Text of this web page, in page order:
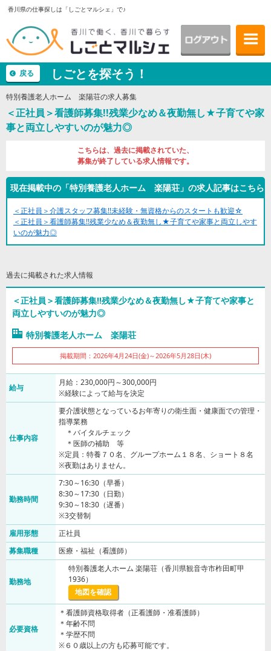
香川県の仕事探しは「しごとマルシェ」で♪
戻る しごとを探そう！
特別養護老人ホーム 楽陽荘の求人募集
＜正社員＞看護師募集!!残業少なめ＆夜勤無し★子育てや家
事と両立しやすいのが魅力◎
こちらは、過去に掲載されていた、
募集が終了している求人情報です。
現在掲載中の「特別養護老人ホーム 楽陽荘」の求人記事はこちら
＜正社員＞介護スタッフ募集!!未経験・無資格からのスタートも歓迎☆
＜正社員＞看護師募集!!残業少なめ＆夜勤無し★子育てや家事と両立しやす
いのが魅力◎
過去に掲載された求人情報
＜正社員＞看護師募集!!残業少なめ＆夜勤無し★子育てや家事と
両立しやすいのが魅力◎
特別養護老人ホーム 楽陽荘
掲載期間：2026年4月24日(金)～2026年5月28日(木)
給与
月給：230,000円～300,000円
※経験によって給与を決定
仕事内容
要介護状態となっているお年寄りの衛生面・健康面での管理・
指導業務
＊バイタルチェック
＊医師の補助 等
※定員：特養７０名、グループホーム１８名、ショート８名
※夜勤はありません。
勤務時間
7:30～16:30（早番）
8:30～17:30（日勤）
9:30～18:30（遅番）
※3交替制
雇用形態
正社員
募集職種
医療・福祉（看護師）
勤務地
特別養護老人ホーム 楽陽荘（香川県観音寺市柞田町甲
1936）
地図を確認
必要資格
＊看護師資格取得者（正看護師・准看護師）
＊年齢不問
＊学歴不問
※６０歳以上の方も応募可能です。